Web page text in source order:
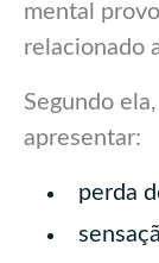
mental
relacionado
Segundo
apresentar:
perda